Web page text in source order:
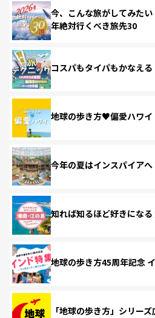
今、こんな旅がしてみた
年絶対行くべき旅先30
コスパもタイパもかなえ
地球の歩き方♥偏愛ハワイ
今年の夏はインスパイアへ
知れば知るほど好きにな
地球の歩き方45周年記念
「地球の歩き方」シリー